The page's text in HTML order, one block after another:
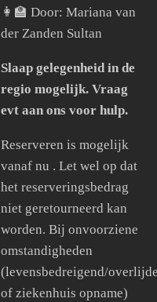
👩‍🏫 Door: Mariana van
der Zanden Sultan
Slaap gelegenheid in de
regio mogelijk. Vraag
evt aan ons voor hulp.
Reserveren is mogelijk
vanaf nu . Let wel op dat
het reserveringsbedrag
niet geretourneerd kan
worden. Bij onvoorziene
omstandigheden
(levensbedreigend/
of ziekenhuis opname)